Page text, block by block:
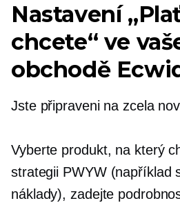
Nastavení
chcete“ ve
obchodě
Jste připraveni na zcela
Vyberte produkt, na který
strategii PWYW (například
náklady), zadejte